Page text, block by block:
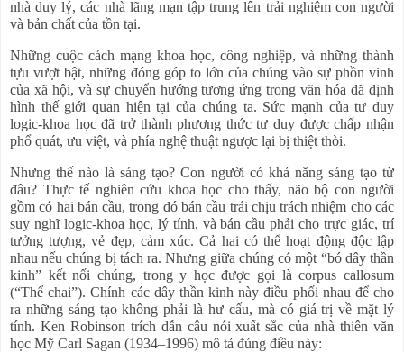
nhà duy lý, các nhà lãng mạn tập trung lên trải nghiệm con người
và bản chất của tồn tại.
Những cuộc cách mạng khoa học, công nghiệp, và những thành
tựu vượt bật, những đóng góp to lớn của chúng vào sự phồn vinh
của xã hội, và sự chuyển hướng tương ứng trong văn hóa đã định
hình thế giới quan hiện tại của chúng ta. Sức mạnh của tư duy
logic-khoa học đã trở thành phương thức tư duy được chấp nhận
phổ quát, ưu việt, và phía nghệ thuật ngược lại bị thiệt thòi.
Nhưng thế nào là sáng tạo? Con người có khả năng sáng tạo từ
đâu? Thực tế nghiên cứu khoa học cho thấy, não bộ con người
gồm có hai bán cầu, trong đó bán cầu trái chịu trách nhiệm cho các
suy nghĩ logic-khoa học, lý tính, và bán cầu phải cho trực giác, trí
tưởng tượng, vẻ đẹp, cảm xúc. Cả hai có thể hoạt động độc lập
nhau nếu chúng bị tách ra. Nhưng giữa chúng có một “bó dây thần
kinh” kết nối chúng, trong y học được gọi là corpus callosum
(“Thể chai”). Chính các dây thần kinh này điều phối nhau để cho
ra những sáng tạo không phải là hư cấu, mà có giá trị về mặt lý
tính. Ken Robinson trích dẫn câu nói xuất sắc của nhà thiên văn
học Mỹ Carl Sagan (1934–1996) mô tả đúng điều này: